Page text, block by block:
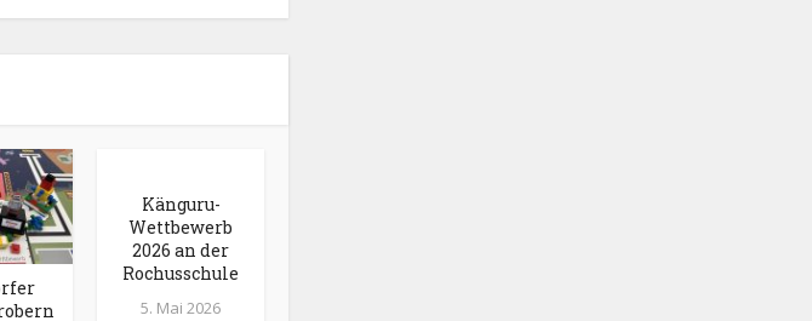
Känguru-
Wettbewerb
2026 an der
Rochusschule
5. Mai 2026